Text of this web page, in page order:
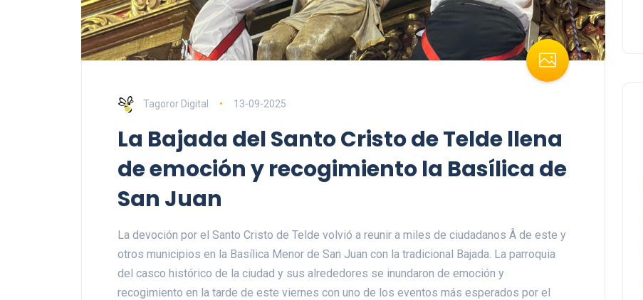
Tagoror Digital 13-09-2025
La Bajada del Santo Cristo de Telde llena
de emoción y recogimiento la Basílica de
San Juan
La devoción por el Santo Cristo de Telde volvió a reunir a miles de ciudadanos Â de este y
otros municipios en la Basílica Menor de San Juan con la tradicional Bajada. La parroquia
del casco histórico de la ciudad y sus alrededores se inundaron de emoción y
recogimiento en la tarde de este viernes con uno de los eventos más esperados por el